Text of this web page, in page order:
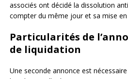
associés ont décidé la dissolution
compter du même jour et sa mise
Particularités de
de liquidation
Une seconde annonce est